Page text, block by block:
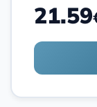
21.59